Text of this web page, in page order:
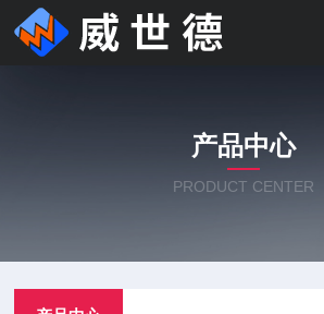
产品中心
PRODUCT CENTER